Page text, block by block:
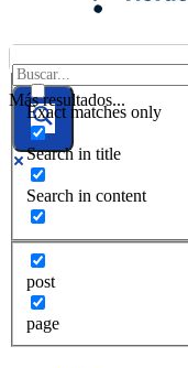
Más resultados...
Exact matches only
Search in title
Search in content
post
page